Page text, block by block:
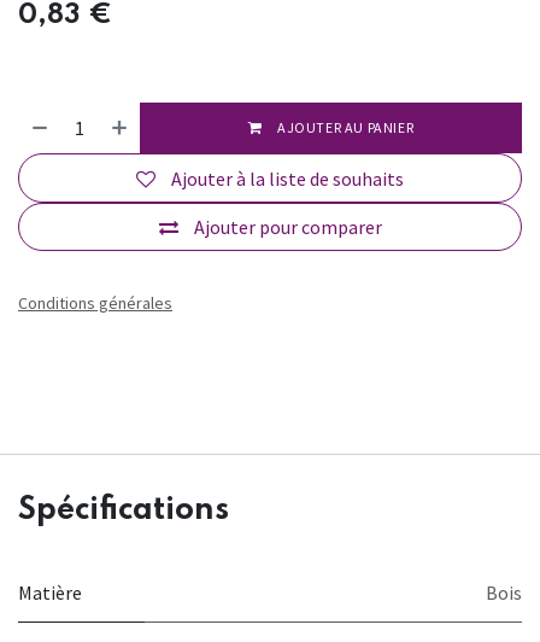
0,83 €
AJOUTER AU PANIER
Ajouter pour comparer
Ajouter à la liste de souhaits
Conditions générales
Spécifications
Matière Bois